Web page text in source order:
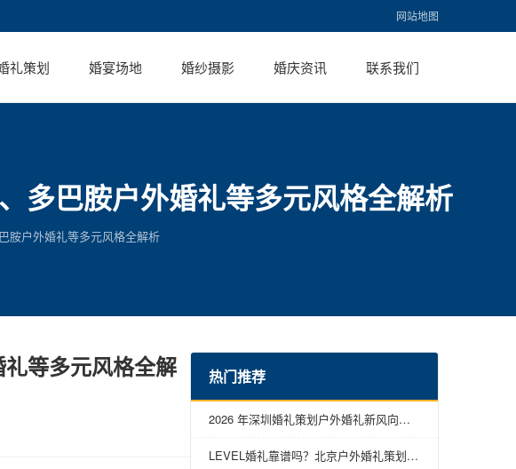
网站地图
礼策划 婚宴场地 婚纱摄影 婚庆资讯 联系我们
多巴胺户外婚礼等多元风格全解析
胺户外婚礼等多元风格全解析
等多元风格全解
热门推荐
2026 年深圳婚礼策划户外婚礼新风向：
解析
LEVEL婚礼靠谱吗？北京户外婚礼策划品